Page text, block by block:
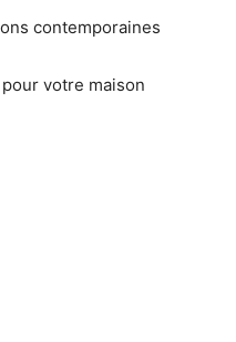
contemporaines
votre maison